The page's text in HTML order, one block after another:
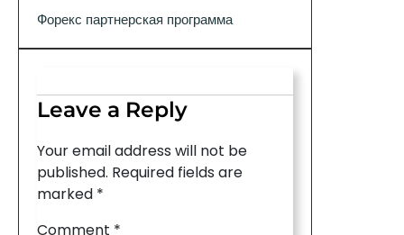
Форекс партнерская программа
Leave a Reply
Your email address will not be
published. Required fields are
marked *
Comment *